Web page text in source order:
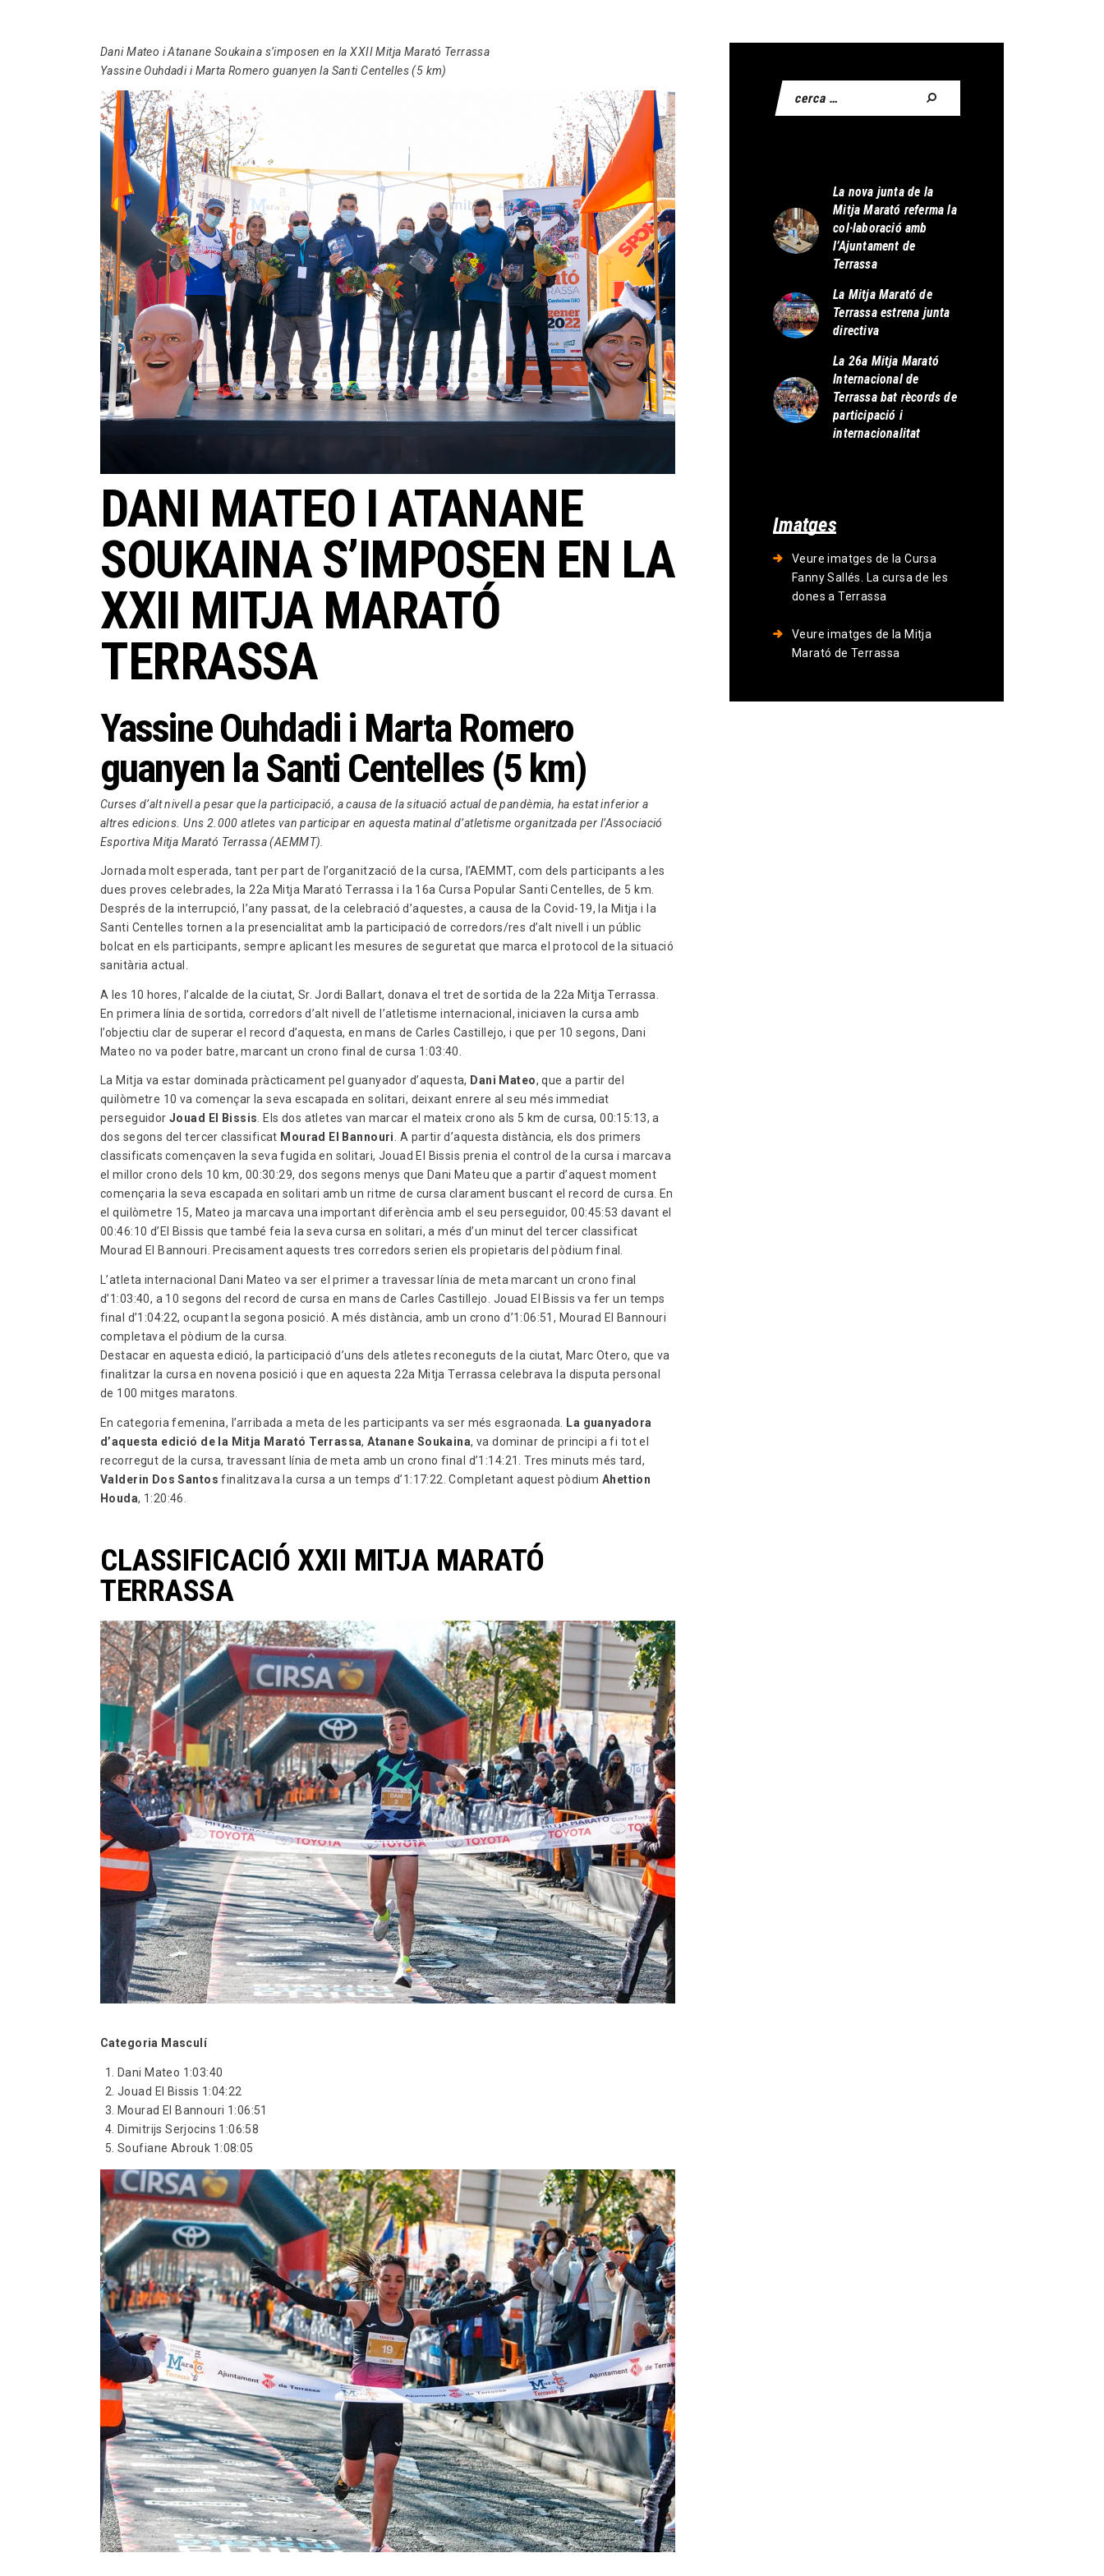
Dani Mateo i Atanane Soukaina s’imposen en la XXII Mitja Marató Terrassa
Yassine Ouhdadi i Marta Romero guanyen la Santi Centelles (5 km)
DANI MATEO I ATANANE
SOUKAINA S’IMPOSEN EN LA
XXII MITJA MARATÓ
TERRASSA
Yassine Ouhdadi i Marta Romero
guanyen la Santi Centelles (5 km)
Curses d’alt nivell a pesar que la participació, a causa de la situació actual de pandèmia, ha estat inferior a
altres edicions. Uns 2.000 atletes van participar en aquesta matinal d’atletisme organitzada per l’Associació
Esportiva Mitja Marató Terrassa (AEMMT).
Jornada molt esperada, tant per part de l’organització de la cursa, l’AEMMT, com dels participants a les
dues proves celebrades, la 22a Mitja Marató Terrassa i la 16a Cursa Popular Santi Centelles, de 5 km.
Després de la interrupció, l’any passat, de la celebració d’aquestes, a causa de la Covid-19, la Mitja i la
Santi Centelles tornen a la presencialitat amb la participació de corredors/res d’alt nivell i un públic
bolcat en els participants, sempre aplicant les mesures de seguretat que marca el protocol de la situació
sanitària actual.
A les 10 hores, l’alcalde de la ciutat, Sr. Jordi Ballart, donava el tret de sortida de la 22a Mitja Terrassa.
En primera línia de sortida, corredors d’alt nivell de l’atletisme internacional, iniciaven la cursa amb
l’objectiu clar de superar el record d’aquesta, en mans de Carles Castillejo, i que per 10 segons, Dani
Mateo no va poder batre, marcant un crono final de cursa 1:03:40.
La Mitja va estar dominada pràcticament pel guanyador d’aquesta, Dani Mateo, que a partir del
quilòmetre 10 va començar la seva escapada en solitari, deixant enrere al seu més immediat
perseguidorJouad El Bissis. Els dos atletes van marcar el mateix crono als 5 km de cursa, 00:15:13, a
dos segons del tercer classificat Mourad El Bannouri. A partir d’aquesta distància, els dos primers
classificats començaven la seva fugida en solitari, Jouad El Bissis prenia el control de la cursa i marcava
el millor crono dels 10 km, 00:30:29, dos segons menys que Dani Mateu que a partir d’aquest moment
començaria la seva escapada en solitari amb un ritme de cursa clarament buscant el record de cursa. En
el quilòmetre 15, Mateo ja marcava una important diferència amb el seu perseguidor, 00:45:53 davant el
00:46:10 d’El Bissis que també feia la seva cursa en solitari, a més d’un minut del tercer classificat
Mourad El Bannouri. Precisament aquests tres corredors serien els propietaris del pòdium final.
L’atleta internacional Dani Mateo va ser el primer a travessar línia de meta marcant un crono final
d’1:03:40, a 10 segons del record de cursa en mans de Carles Castillejo. Jouad El Bissis va fer un temps
final d’1:04:22, ocupant la segona posició. A més distància, amb un crono d’1:06:51, Mourad El Bannouri
completava el pòdium de la cursa.
Destacar en aquesta edició, la participació d’uns dels atletes reconeguts de la ciutat, Marc Otero, que va
finalitzar la cursa en novena posició i que en aquesta 22a Mitja Terrassa celebrava la disputa personal
de 100 mitges maratons.
En categoria femenina, l’arribada a meta de les participants va ser més esgraonada.
La guanyadora
d’aquesta edició de la Mitja Marató Terrassa,Atanane Soukaina, va dominar de principi a fi tot el
recorregut de la cursa, travessant línia de meta amb un crono final d’1:14:21. Tres minuts més tard,
Valderin Dos Santos finalitzava la cursa a un temps d’1:17:22. Completant aquest pòdium Ahettion
Houda, 1:20:46.
CLASSIFICACIÓ XXII MITJA MARATÓ
TERRASSA
Categoria Masculí
Dani Mateo 1:03:40
Jouad El Bissis 1:04:22
Mourad El Bannouri 1:06:51
Dimitrijs Serjocins 1:06:58
Soufiane Abrouk 1:08:05
La nova junta de la
Mitja Marató referma la
col·laboració amb
l’Ajuntament de
Terrassa
La Mitja Marató de
Terrassa estrena junta
directiva
La 26a Mitja Marató
Internacional de
Terrassa bat rècords de
participació i
internacionalitat
Imatges
Veure imatges de la Cursa
Fanny Sallés. La cursa de les
dones a Terrassa
Veure imatges de la Mitja
Marató de Terrassa